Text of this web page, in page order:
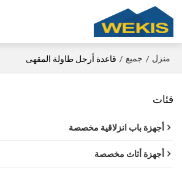
منزل / جميع / قاعدة أرجل طاولة المقهى
فئات
أجهزة باب انزلاقية مخصصة
أجهزة أثاث مخصصة